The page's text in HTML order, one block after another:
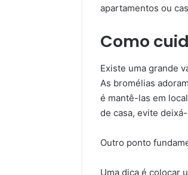
apartamentos ou
Como
Existe uma grande
As bromélias
é mantê-las em
de casa, evite
Outro ponto
Uma dica é colocar